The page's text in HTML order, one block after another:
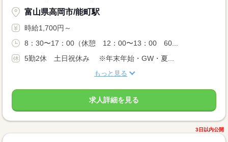
富山県高岡市/能町駅
時給1,700円～
8：30〜17：00（休憩 12：00〜13：00 60...
5勤2休 土日祝休み ※年末年始・GW・夏...
もっと見る
求人詳細を見る
3日以内公開